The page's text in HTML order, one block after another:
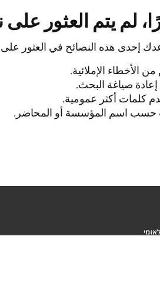
لم يتم العثور على
إحدى هذه النصائح في العثور
الأخطاء الإملائية.
صياغة البحث.
كلمات أكثر عمومية.
حسب اسم المؤسسة أو المحاضر.